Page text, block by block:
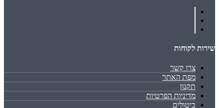
שירות לקוחות
צרו קשר
מפת האתר
תקנון
מדיניות הפרטיות
ביטולים